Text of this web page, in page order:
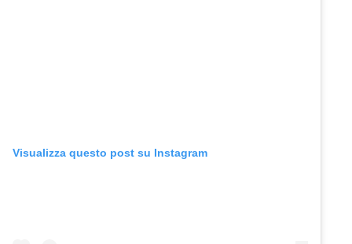
Visualizza questo post su Instagram